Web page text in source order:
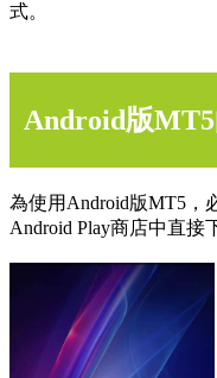
式。
Android版
為使用Android版MT5，
Android Play商店中直接